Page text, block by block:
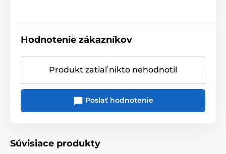
Hodnotenie zákazníkov
Produkt zatiaľ nikto nehodnotil
Poslať hodnotenie
Súvisiace produkty